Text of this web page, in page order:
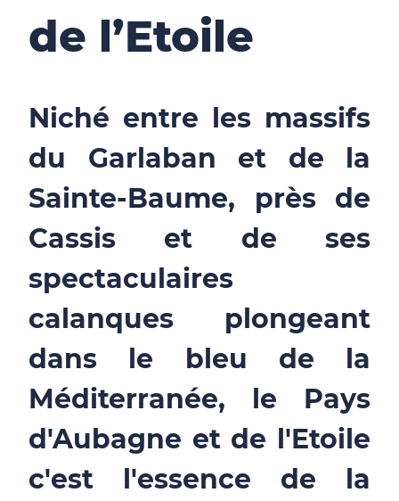
de l’Etoile
Niché entre les massifs
du Garlaban et de la
Sainte-Baume, près de
Cassis et de ses
spectaculaires
calanques plongeant
dans le bleu de la
Méditerranée, le Pays
d'Aubagne et de l'Etoile
c'est l'essence de la